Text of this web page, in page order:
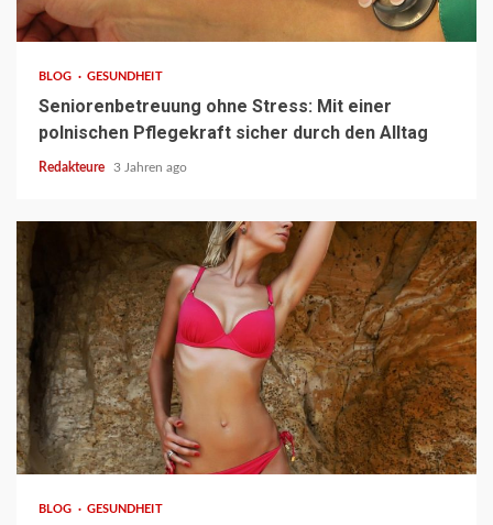
7 min read
BLOG GESUNDHEIT
Seniorenbetreuung ohne Stress: Mit einer
polnischen Pflegekraft sicher durch den Alltag
Redakteure 3 Jahren ago
3 min read
BLOG GESUNDHEIT